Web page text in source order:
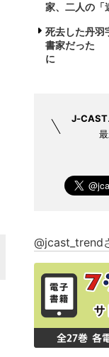
家、二人の「
死去した丹羽
書家だった
に
J-CAST
@jcast_trend